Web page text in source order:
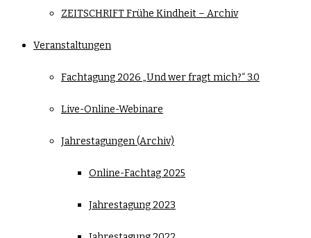
ZEITSCHRIFT Frühe Kindheit – Archiv
Veranstaltungen
Fachtagung 2026 „Und wer fragt mich?“ 3.0
Live-Online-Webinare
Jahrestagungen (Archiv)
Online-Fachtag 2025
Jahrestagung 2023